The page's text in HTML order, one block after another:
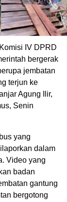
IV DPRD
bergerak
jembatan
terjun ke
Agung Ilir,
Senin
yang
dalam
Video yang
badan
gantung
bergotong